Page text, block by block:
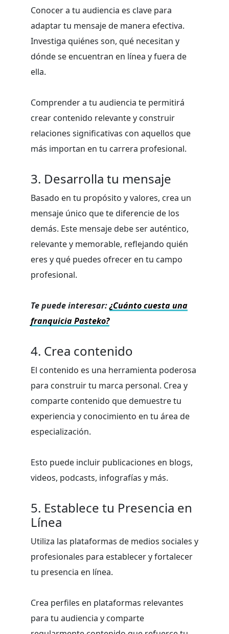
Conocer a tu audiencia es clave para
adaptar tu mensaje de manera efectiva.
Investiga quiénes son, qué necesitan y
dónde se encuentran en línea y fuera de
ella.
Comprender a tu audiencia te permitirá
crear contenido relevante y construir
relaciones significativas con aquellos que
más importan en tu carrera profesional.
3. Desarrolla tu mensaje
Basado en tu propósito y valores, crea un
mensaje único que te diferencie de los
demás. Este mensaje debe ser auténtico,
relevante y memorable, reflejando quién
eres y qué puedes ofrecer en tu campo
profesional.
Te puede interesar:¿Cuánto cuesta una
franquicia Pasteko?
4. Crea contenido
El contenido es una herramienta poderosa
para construir tu marca personal. Crea y
comparte contenido que demuestre tu
experiencia y conocimiento en tu área de
especialización.
Esto puede incluir publicaciones en blogs,
videos, podcasts, infografías y más.
5. Establece tu Presencia en
Línea
Utiliza las plataformas de medios sociales y
profesionales para establecer y fortalecer
tu presencia en línea.
Crea perfiles en plataformas relevantes
para tu audiencia y comparte